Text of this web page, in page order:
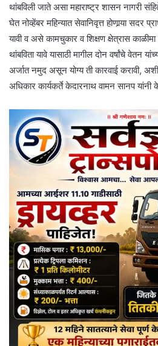
थांबविली जाते असा महाराष्ट्र शासन नागरी
घेत नोव्हेंबर महिन्यात सेवानिवृत्त होणार्‍या सदर
यावी व असे कामचुकार व शिक्षण क्षेत्रास काळीमा
थांबविता यावे यासाठी मागील दोन वर्षांचे
अर्जात नमुद असून योग्य ती कारवाई करावी, अशी
अधिकार कार्यकर्ते केदारनाथ वामन सानप